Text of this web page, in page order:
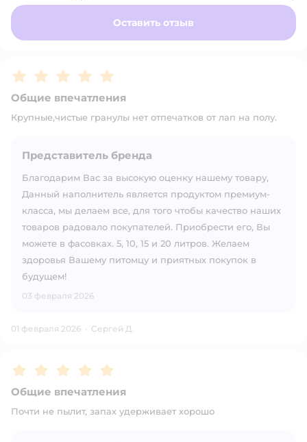
Оставить отзыв
Рейтинг:5
Общие впечатления
Крупные,чистые гранулы нет отпечатков от лап на полу.
Представитель бренда
Благодарим Вас за высокую оценку нашему товару,
Данный наполнитель является продуктом премиум-
класса, мы делаем все, для того чтобы качество наших
товаров радовало покупателей. Приобрести его, Вы
можете в фасовках. 5, 10, 15 и 20 литров. Желаем
здоровья Вашему питомцу и приятных покупок в
будущем!
03 февраля 2026
01 февраля 2026 · Сергей Д.
Рейтинг:5
Общие впечатления
Почти не пылит, запах удерживает хорошо